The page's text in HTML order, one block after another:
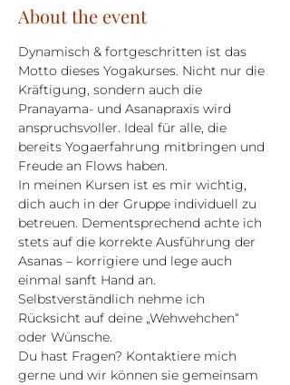
About the event
Dynamisch & fortgeschritten ist das
Motto dieses Yogakurses. Nicht nur die
Kräftigung, sondern auch die
Pranayama- und Asanapraxis wird
anspruchsvoller. Ideal für alle, die
bereits Yogaerfahrung mitbringen und
Freude an Flows haben.
In meinen Kursen ist es mir wichtig,
dich auch in der Gruppe individuell zu
betreuen. Dementsprechend achte ich
stets auf die korrekte Ausführung der
Asanas – korrigiere und lege auch
einmal sanft Hand an.
Selbstverständlich nehme ich
Rücksicht auf deine „Wehwehchen“
oder Wünsche.
Du hast Fragen? Kontaktiere mich
gerne und wir können sie gemeinsam